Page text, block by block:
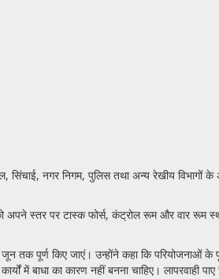
नगर निगम, पुलिस तथा अन्य रेखीय विभागों के
अपने स्तर पर टास्क फोर्स, कंट्रोल रूम और वार रूम
जून तक पूर्ण किए जाएं। उन्होंने कहा कि परियोजनाओं
में बाधा का कारण नहीं बनना चाहिए। लापरवाही